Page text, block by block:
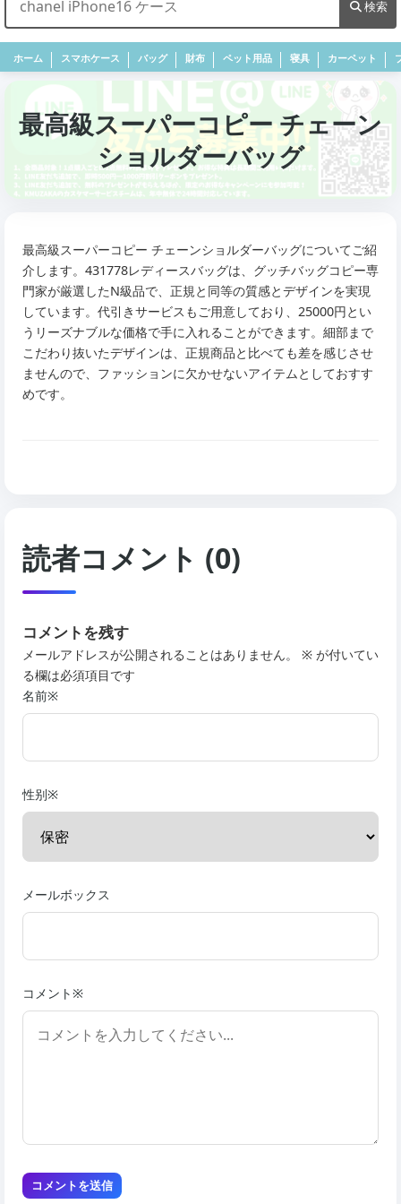
検索
ホーム スマホケース バッグ 財布 ペット用品 寝具 カーペット
最高級スーパーコピー チェーン
ショルダーバッグ
最高級スーパーコピー チェーンショルダーバッグについてご紹
介します。431778レディースバッグは、グッチバッグコピー専
門家が厳選したN級品で、正規と同等の質感とデザインを実現
しています。代引きサービスもご用意しており、25000円とい
うリーズナブルな価格で手に入れることができます。細部まで
こだわり抜いたデザインは、正規商品と比べても差を感じさせ
ませんので、ファッションに欠かせないアイテムとしておすす
めです。
読者コメント (0)
コメントを残す
メールアドレスが公開されることはありません。 ※ が付いてい
る欄は必須項目です
名前※
性别※
メールボックス
コメント※
コメントを送信